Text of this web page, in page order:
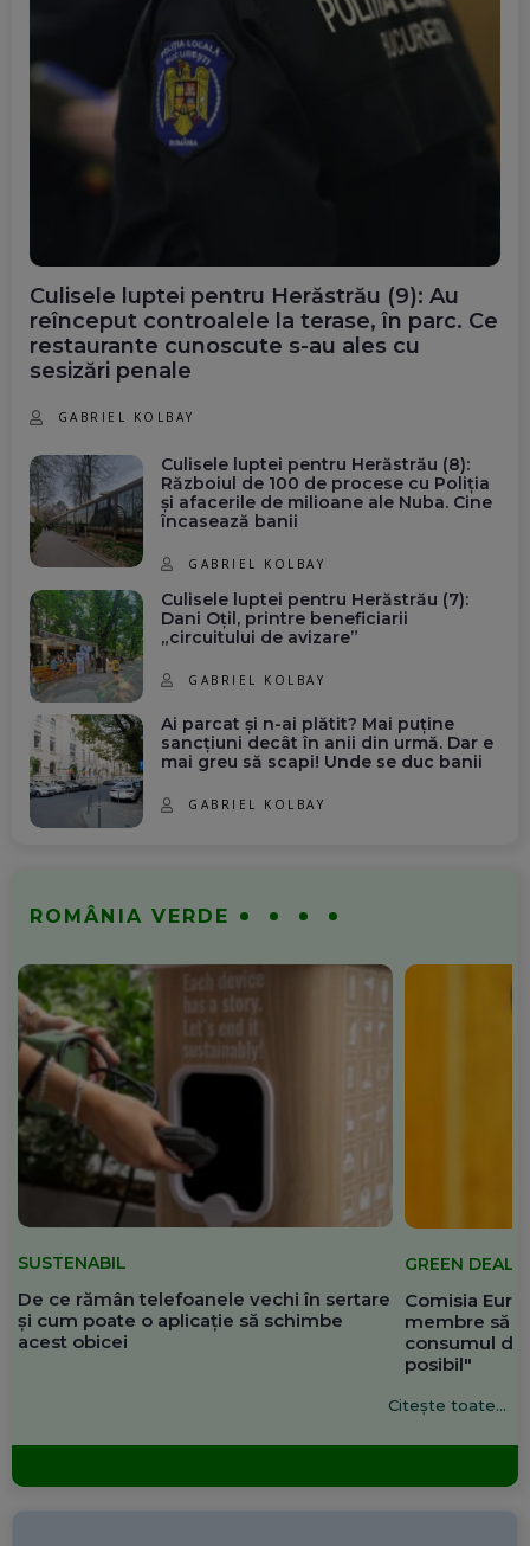
Culisele luptei pentru Herăstrău (9): Au
reînceput controalele la terase, în parc. Ce
restaurante cunoscute s-au ales cu
sesizări penale
GABRIEL KOLBAY
Culisele luptei pentru Herăstrău (8):
Războiul de 100 de procese cu Poliția
și afacerile de milioane ale Nuba. Cine
încasează banii
GABRIEL KOLBAY
Culisele luptei pentru Herăstrău (7):
Dani Oțil, printre beneficiarii
„circuitului de avizare”
GABRIEL KOLBAY
Ai parcat și n-ai plătit? Mai puține
sancțiuni decât în anii din urmă. Dar e
mai greu să scapi! Unde se duc banii
GABRIEL KOLBAY
ROMÂNIA VERDE
SUSTENABIL
De ce rămân telefoanele vechi în sertare
și cum poate o aplicație să schimbe
acest obicei
GREEN DEAL
Comisia
membre să
consumul de
posibil"
Citește toate...